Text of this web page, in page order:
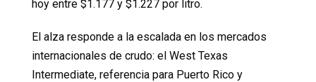
hoy entre $1.177 y $1.227 por litro.
El alza responde a la escalada en los mercados
internacionales de crudo: el West Texas
Intermediate, referencia para Puerto Rico y